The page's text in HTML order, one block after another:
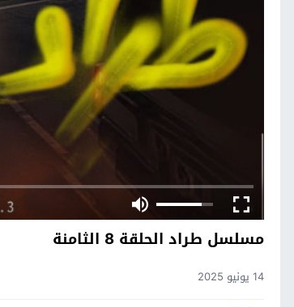
مسلسل طراد الحلقة 8 الثامنة
14 يونيو 2025